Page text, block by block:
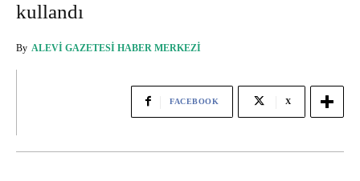
kullandı
By ALEVI GAZETESI HABER MERKEZI
FACEBOOK X